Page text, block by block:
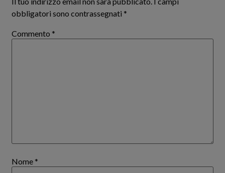
obbligatori sono contrassegnati *
Commento *
Nome *